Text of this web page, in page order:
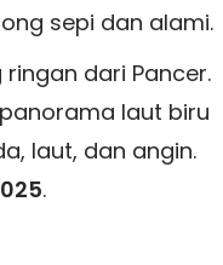
sepi dan alami.
dari Pancer.
laut biru
laut, dan angin.
.